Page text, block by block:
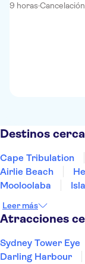
9 horas·
Destinos
Cape Tribulation
Airlie Beach
Mooloolaba
Byron Bay
Leer más
Atracciones
Sydney Tower Eye
Darling Harbour